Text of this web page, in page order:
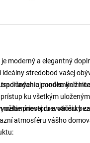
moderný a elegantný
ideálny stredobod vašej
aj moderných
ponúka
ku všetkým
priestoru a väčšiu
melamínovej drevotriesky
atmosféru vášho